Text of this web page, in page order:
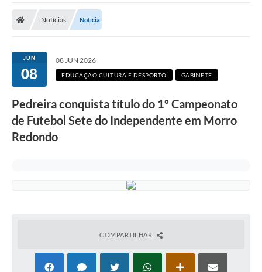
Secretarias
Notícias
Contato
Contas Públicas
Transparência
Notícias Notícia
JUN
08
08 JUN 2026
EDUCAÇÃO CULTURA E DESPORTO GABINETE
Pedreira conquista título do 1º Campeonato
de Futebol Sete do Independente em Morro
Redondo
COMPARTILHAR